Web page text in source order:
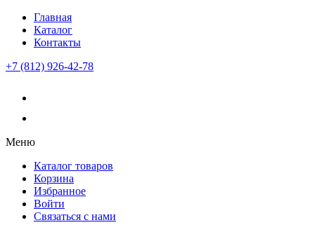
Главная
Каталог
Контакты
+7 (812) 926-42-78
Меню
Каталог товаров
Корзина
Избранное
Войти
Связаться с нами